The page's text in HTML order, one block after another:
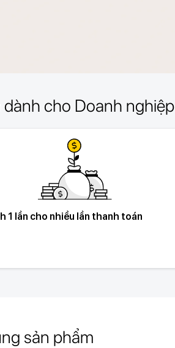
dành cho Doanh nghiệp
1 lần cho nhiều lần thanh toán
sản phẩm